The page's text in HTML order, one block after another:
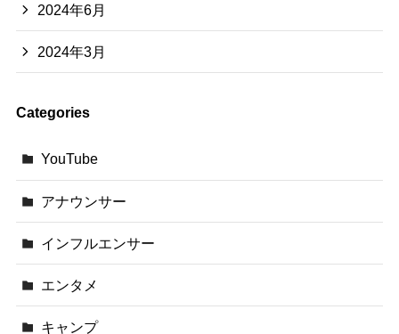
2024年6月
2024年3月
Categories
YouTube
アナウンサー
インフルエンサー
エンタメ
キャンプ